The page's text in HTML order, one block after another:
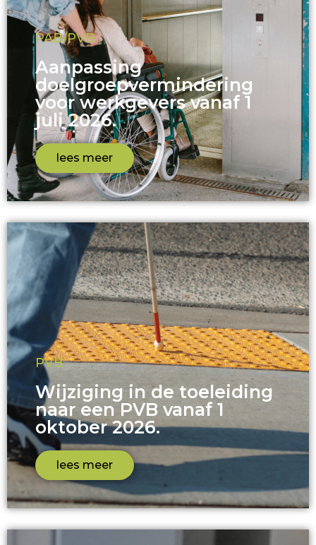
PAB/PVB
Aanpassing
doelgroepvermindering
voor werkgevers vanaf 1
juli 2026.
lees meer
PVB
Wijziging in de toeleiding
naar een PVB vanaf 1
oktober 2026.
lees meer